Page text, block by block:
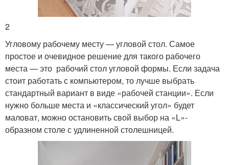
2
Угловому рабочему месту — угловой стол. Самое
простое и очевидное решение для такого рабочего
места — это рабочий стол угловой формы. Если задача
стоит работать с компьютером, то лучше выбрать
стандартный вариант в виде «рабочей станции». Если
нужно больше места и «классический угол» будет
маловат, можно остановить свой выбор на «L»-
образном столе с удлиненной столешницей.